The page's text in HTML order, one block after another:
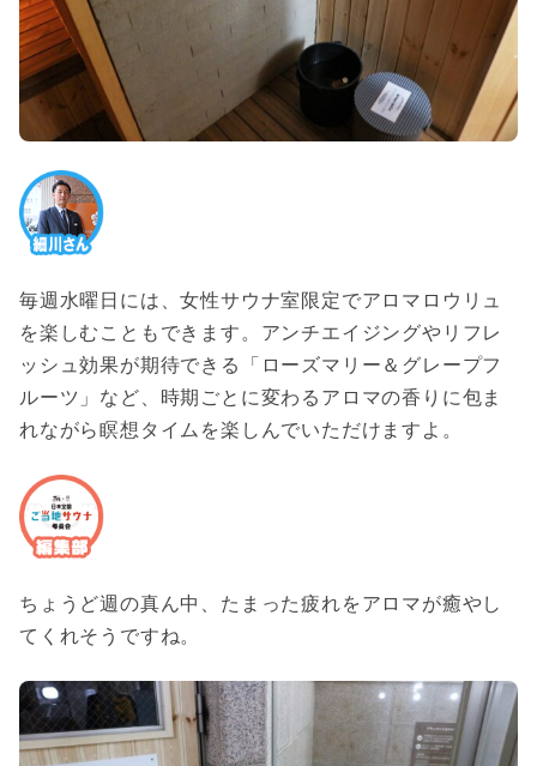
毎週水曜日には、女性サウナ室限定でアロマロウリュ
を楽しむこともできます。アンチエイジングやリフレ
ッシュ効果が期待できる「ローズマリー＆グレープフ
ルーツ」など、時期ごとに変わるアロマの香りに包ま
れながら瞑想タイムを楽しんでいただけますよ。
ちょうど週の真ん中、たまった疲れをアロマが癒やし
てくれそうですね。